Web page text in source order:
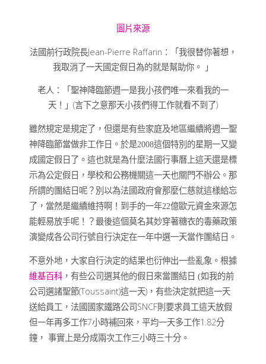
圖片來源
法國前行政院長Jean-Pierre Raffarin：「我很替你著想，
我取消了一天國定假日為的就是幫助你。 」
老人：「聖神降臨節週一是我小孩們唯一來看我的一
天！」(言下之意那天小孩們得工作就看不到了)
雖然規定是規定了，但還是有些家庭及地區繼續將週一聖
神降臨節當做非工作日。於是2008這個特別的星期一又變
成國定假日了。這也就是為什麼法國行事曆上這天還是標
示為公定假日，學校和公務機關這一天也關門不辦公。那
所謂的團結日呢？別以為法國政府會那麼仁慈就這樣給忘
了，當然是繼續維持啊！到手的一年22億歐元資金來源怎
能輕易放手呢！？最後這個莫名其妙穿著糖衣的毒藥政策
演變成各公司行號自行決定在一年中選一天當作團結日。
不意外地，大家自行決定的結果也衍伸出一些亂象。根據
維基百科，有些公司選其他的假日來當團結日 (如我的前
公司選諸聖節(Toussaint)這一天)，有些決定就把這一天
送給員工，法國國家鐵路公司 SNCF則要求員工這天放假
但一年再多工作7小時補回來，平均一天多工作1.82分
鐘， 事實上是分成兩次工作三小時三十分。